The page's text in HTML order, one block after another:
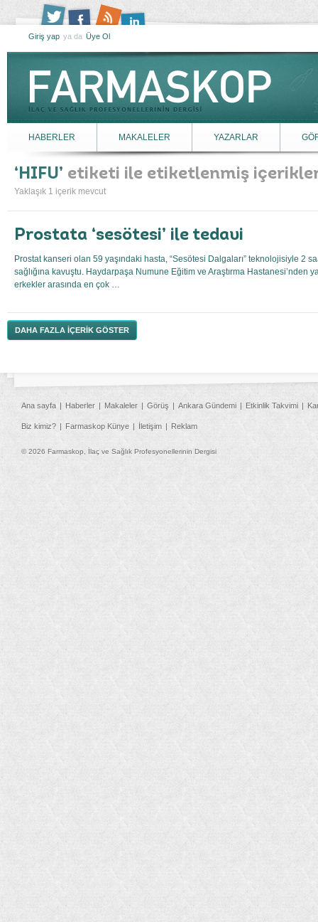
Giriş yap ya da Üye Ol
HABERLER MAKALELER YAZARLAR
HIFU etiketi ile etiketlenmiş
Yaklaşık 1 içerik mevcut
Prostata ‘sesötesi’ ile tedavi
Prostat kanseri olan 59 yaşındaki hasta, “Sesötesi Dalgaları” teknolojisiyle 2
sağlığına kavuştu. Haydarpaşa Numune Eğitim ve Araştırma Hastanesi’nden
erkekler arasında en çok …
DAHA FAZLA İÇERİK GÖSTER
Ana sayfa Haberler Makaleler Görüş Ankara Gündemi Etkinlik Takvimi
Biz kimiz? Farmaskop Künye İletişim Reklam
© 2026 Farmaskop, İlaç ve Sağlık Profesyonellerinin Dergisi